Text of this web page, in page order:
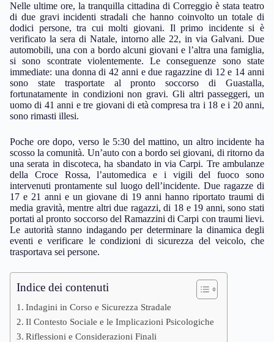
Nelle ultime ore, la tranquilla cittadina di Correggio è stata teatro
di due gravi incidenti stradali che hanno coinvolto un totale di
dodici persone, tra cui molti giovani. Il primo incidente si è
verificato la sera di Natale, intorno alle 22, in via Galvani. Due
automobili, una con a bordo alcuni giovani e l’altra una famiglia,
si sono scontrate violentemente. Le conseguenze sono state
immediate: una donna di 42 anni e due ragazzine di 12 e 14 anni
sono state trasportate al pronto soccorso di Guastalla,
fortunatamente in condizioni non gravi. Gli altri passeggeri, un
uomo di 41 anni e tre giovani di età compresa tra i 18 e i 20 anni,
sono rimasti illesi.
Poche ore dopo, verso le 5:30 del mattino, un altro incidente ha
scosso la comunità. Un’auto con a bordo sei giovani, di ritorno da
una serata in discoteca, ha sbandato in via Carpi. Tre ambulanze
della Croce Rossa, l’automedica e i vigili del fuoco sono
intervenuti prontamente sul luogo dell’incidente. Due ragazze di
17 e 21 anni e un giovane di 19 anni hanno riportato traumi di
media gravità, mentre altri due ragazzi, di 18 e 19 anni, sono stati
portati al pronto soccorso del Ramazzini di Carpi con traumi lievi.
Le autorità stanno indagando per determinare la dinamica degli
eventi e verificare le condizioni di sicurezza del veicolo, che
trasportava sei persone.
Indice dei contenuti
Indagini in Corso e Sicurezza Stradale
Il Contesto Sociale e le Implicazioni Psicologiche
Riflessioni e Considerazioni Finali